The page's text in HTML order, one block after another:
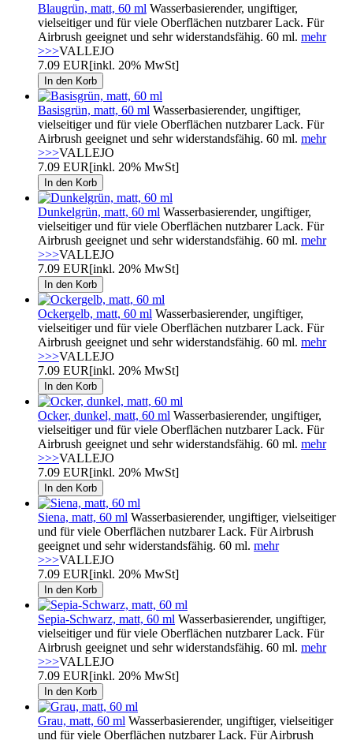
Blaugrün, matt, 60 ml Wasserbasierender, ungiftiger,
vielseitiger und für viele Oberflächen nutzbarer Lack. Für
Airbrush geeignet und sehr widerstandsfähig. 60 ml. mehr
>>>VALLEJO
7.09 EUR[inkl. 20% MwSt]
Basisgrün, matt, 60 ml Wasserbasierender, ungiftiger,
vielseitiger und für viele Oberflächen nutzbarer Lack. Für
Airbrush geeignet und sehr widerstandsfähig. 60 ml. mehr
>>>VALLEJO
7.09 EUR[inkl. 20% MwSt]
Dunkelgrün, matt, 60 ml Wasserbasierender, ungiftiger,
vielseitiger und für viele Oberflächen nutzbarer Lack. Für
Airbrush geeignet und sehr widerstandsfähig. 60 ml. mehr
>>>VALLEJO
7.09 EUR[inkl. 20% MwSt]
Ockergelb, matt, 60 ml Wasserbasierender, ungiftiger,
vielseitiger und für viele Oberflächen nutzbarer Lack. Für
Airbrush geeignet und sehr widerstandsfähig. 60 ml. mehr
>>>VALLEJO
7.09 EUR[inkl. 20% MwSt]
Ocker, dunkel, matt, 60 ml Wasserbasierender, ungiftiger,
vielseitiger und für viele Oberflächen nutzbarer Lack. Für
Airbrush geeignet und sehr widerstandsfähig. 60 ml. mehr
>>>VALLEJO
7.09 EUR[inkl. 20% MwSt]
Siena, matt, 60 ml Wasserbasierender, ungiftiger, vielseitiger
und für viele Oberflächen nutzbarer Lack. Für Airbrush
geeignet und sehr widerstandsfähig. 60 ml. mehr
>>>VALLEJO
7.09 EUR[inkl. 20% MwSt]
Sepia-Schwarz, matt, 60 ml Wasserbasierender, ungiftiger,
vielseitiger und für viele Oberflächen nutzbarer Lack. Für
Airbrush geeignet und sehr widerstandsfähig. 60 ml. mehr
>>>VALLEJO
7.09 EUR[inkl. 20% MwSt]
Grau, matt, 60 ml Wasserbasierender, ungiftiger, vielseitiger
und für viele Oberflächen nutzbarer Lack. Für Airbrush